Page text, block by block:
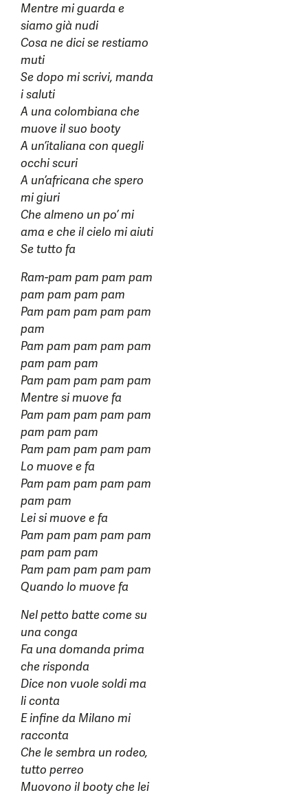
Mentre mi guarda e
siamo già nudi
Cosa ne dici se restiamo
muti
Se dopo mi scrivi, manda
i saluti
A una colombiana che
muove il suo booty
A un’italiana con quegli
occhi scuri
A un’africana che spero
mi giuri
Che almeno un po’ mi
ama e che il cielo mi aiuti
Se tutto fa
Ram-pam pam pam pam
pam pam pam pam
Pam pam pam pam pam
pam
Pam pam pam pam pam
pam pam pam
Pam pam pam pam pam
Mentre si muove fa
Pam pam pam pam pam
pam pam pam
Pam pam pam pam pam
Lo muove e fa
Pam pam pam pam pam
pam pam
Lei si muove e fa
Pam pam pam pam pam
pam pam pam
Pam pam pam pam pam
Quando lo muove fa
Nel petto batte come su
una conga
Fa una domanda prima
che risponda
Dice non vuole soldi ma
li conta
E infine da Milano mi
racconta
Che le sembra un rodeo,
tutto perreo
Muovono il booty che lei